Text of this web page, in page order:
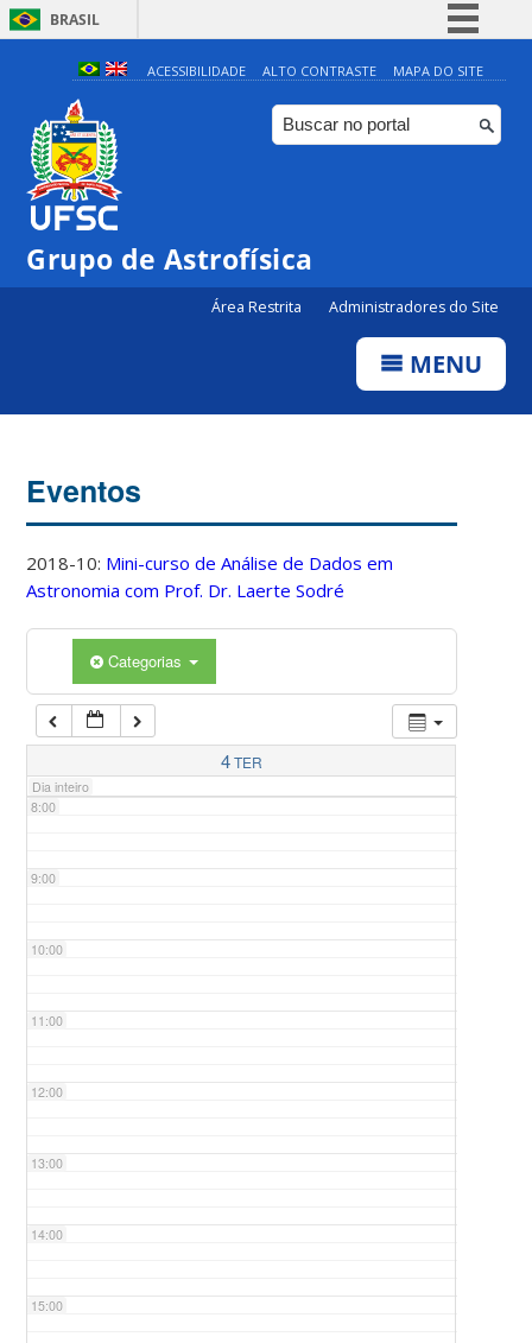
BRASIL
Simplifique!
Comunica BR
Participe
ACESSIBILIDADE ALTO CONTRASTE MAPA DO SITE
Grupo de Astrofísica
Área Restrita Administradores do Site
MENU
Eventos
2018-10: Mini-curso de Análise de Dados em
Astronomia com Prof. Dr. Laerte Sodré
Categorias
4TER
Dia inteiro
4:00
5:00
7:00
8:00
9:00
10:00
11:00
12:00
13:00
14:00
15:00